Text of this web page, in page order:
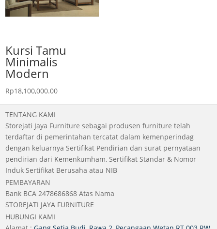
Kursi Tamu
Minimalis
Modern
Rp18,100,000.00
TENTANG KAMI
Storejati Jaya Furniture sebagai produsen furniture telah
terdaftar di pemerintahan tercatat dalam kemenperindag
dengan keluarnya Sertifikat Pendirian dan surat pernyataan
pendirian dari Kemenkumham, Sertifikat Standar & Nomor
Induk Sertifikat Berusaha atau NIB
PEMBAYARAN
Bank BCA 2478686868 Atas Nama
STOREJATI JAYA FURNITURE
HUBUNGI KAMI